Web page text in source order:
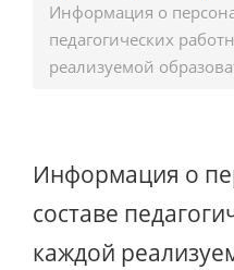
Информация о
педагогических
реализуемой
Информация о
составе
каждой